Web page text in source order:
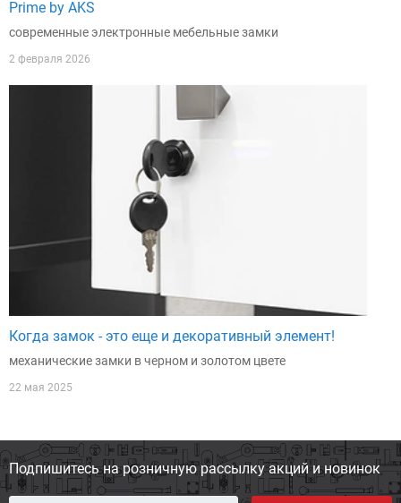
Prime by AKS
современные электронные мебельные замки
2 февраля 2026
Когда замок - это еще и декоративный элемент!
механические замки в черном и золотом цвете
22 мая 2025
Подпишитесь на розничную рассылку акций и новинок